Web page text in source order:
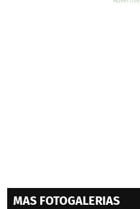
MAS FOTOGALERIAS